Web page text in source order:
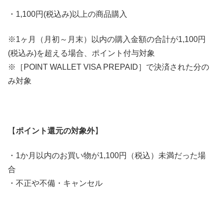
・1,100円(税込み)以上の商品購入
※1ヶ月（月初～月末）以内の購入金額の合計が1,100円
(税込み)を超える場合、ポイント付与対象
※［POINT WALLET VISA PREPAID］で決済された分の
み対象
【ポイント還元の対象外】
・1か月以内のお買い物が1,100円（税込）未満だった場
合
・不正や不備・キャンセル